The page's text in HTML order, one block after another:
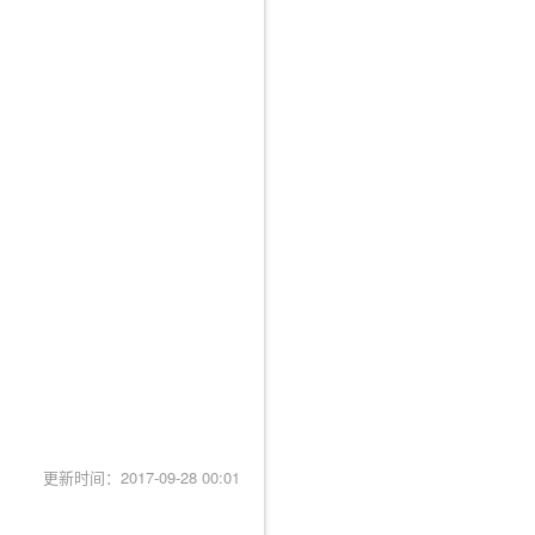
更新时间：2017-09-28 00:01